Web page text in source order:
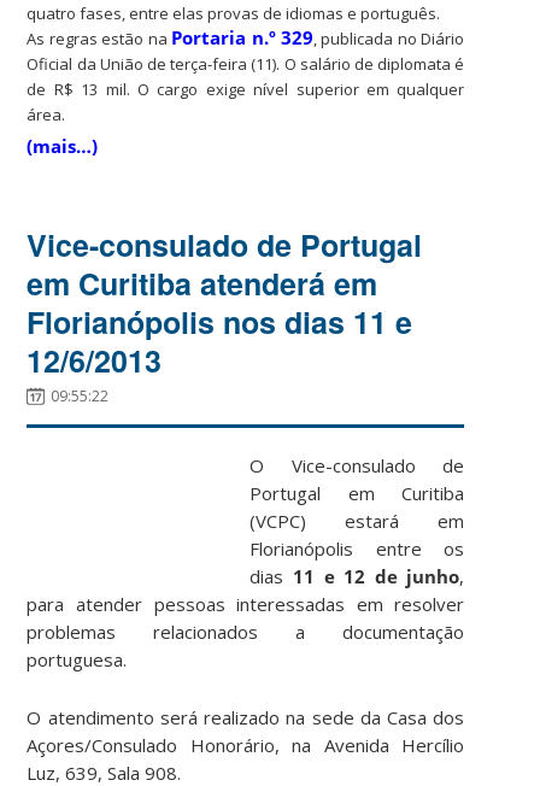
quatro fases, entre elas provas de idiomas e português.
As regras estão na Portaria n.º 329, publicada no Diário
Oficial da União de terça-feira (11). O salário de diplomata é
de R$ 13 mil. O cargo exige nível superior em qualquer
área.
(mais…)
Vice-consulado de Portugal
em Curitiba atenderá em
Florianópolis nos dias 11 e
12/6/2013
09:55:22
O Vice-consulado de
Portugal em Curitiba
(VCPC) estará em
Florianópolis entre os
dias 11 e 12 de junho,
para atender pessoas interessadas em resolver
problemas relacionados a documentação
portuguesa.
O atendimento será realizado na sede da Casa dos
Açores/Consulado Honorário, na Avenida Hercílio
Luz, 639, Sala 908.